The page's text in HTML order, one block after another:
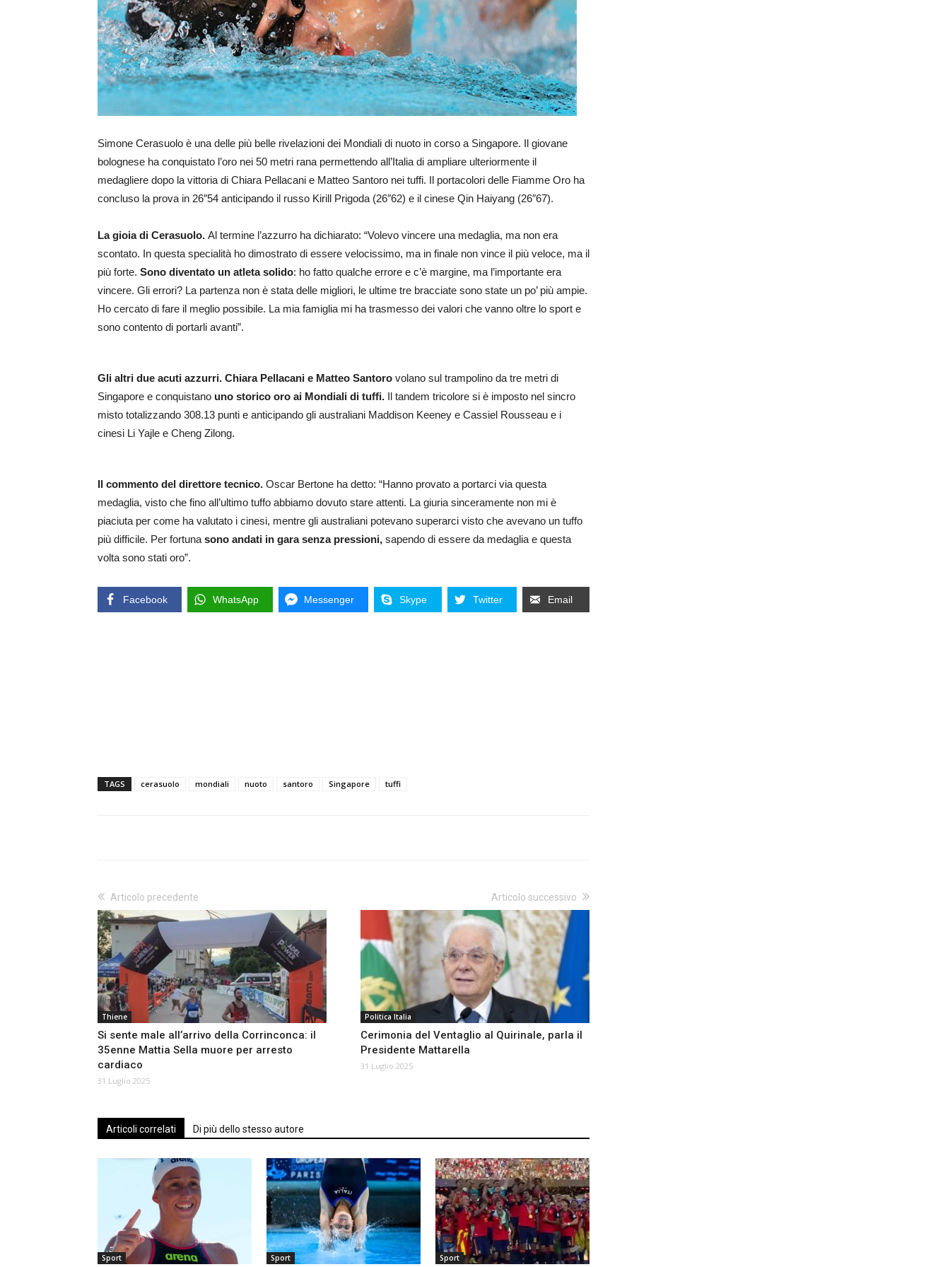
Simone Cerasuolo è una delle più belle rivelazioni dei Mondiali di nuoto in corso a Singapore. Il giovane
bolognese ha conquistato l’oro nei 50 metri rana permettendo all’Italia di ampliare ulteriormente il
medagliere dopo la vittoria di Chiara Pellacani e Matteo Santoro nei tuffi. Il portacolori delle Fiamme Oro ha
concluso la prova in 26″54 anticipando il russo Kirill Prigoda (26″62) e il cinese Qin Haiyang (26″67).
La gioia di Cerasuolo. Al termine l’azzurro ha dichiarato: “Volevo vincere una medaglia, ma non era
scontato. In questa specialità ho dimostrato di essere velocissimo, ma in finale non vince il più veloce, ma il
più forte. Sono diventato un atleta solido: ho fatto qualche errore e c’è margine, ma l’importante era
vincere. Gli errori? La partenza non è stata delle migliori, le ultime tre bracciate sono state un po’ più ampie.
Ho cercato di fare il meglio possibile. La mia famiglia mi ha trasmesso dei valori che vanno oltre lo sport e
sono contento di portarli avanti”.
Gli altri due acuti azzurri. Chiara Pellacani e Matteo Santoro volano sul trampolino da tre metri di
Singapore e conquistano uno storico oro ai Mondiali di tuffi. Il tandem tricolore si è imposto nel sincro
misto totalizzando 308.13 punti e anticipando gli australiani Maddison Keeney e Cassiel Rousseau e i
cinesi Li Yajle e Cheng Zilong.
Il commento del direttore tecnico. Oscar Bertone ha detto: “Hanno provato a portarci via questa
medaglia, visto che fino all’ultimo tuffo abbiamo dovuto stare attenti. La giuria sinceramente non mi è
piaciuta per come ha valutato i cinesi, mentre gli australiani potevano superarci visto che avevano un tuffo
più difficile. Per fortuna sono andati in gara senza pressioni, sapendo di essere da medaglia e questa
volta sono stati oro”.
Facebook WhatsApp Messenger Skype Twitter Email
TAGS cerasuolo mondiali nuoto santoro Singapore tuffi
Articolo precedente
Thiene
Si sente male all’arrivo della Corrinconca: il
35enne Mattia Sella muore per arresto
cardiaco
31 Luglio 2025
Articolo successivo
Politica Italia
Cerimonia del Ventaglio al Quirinale, parla il
Presidente Mattarella
31 Luglio 2025
Articoli correlati Di più dello stesso autore
Sport Sport Sport